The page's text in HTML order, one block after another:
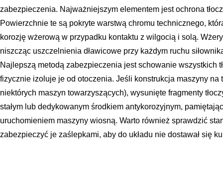
zabezpieczenia. Najważniejszym elementem jest ochrona
Powierzchnie te są pokryte warstwą chromu technicznego,
korozję wżerową w przypadku kontaktu z wilgocią i solą.
niszcząc uszczelnienia dławicowe przy każdym ruchu
Najlepszą metodą zabezpieczenia jest schowanie wszystkich
fizycznie izoluje je od otoczenia. Jeśli konstrukcja maszyny na
niektórych maszyn towarzyszących), wysunięte fragmenty
stałym lub dedykowanym środkiem antykorozyjnym,
uruchomieniem maszyny wiosną. Warto również sprawdzić
zabezpieczyć je zaślepkami, aby do układu nie dostawał się